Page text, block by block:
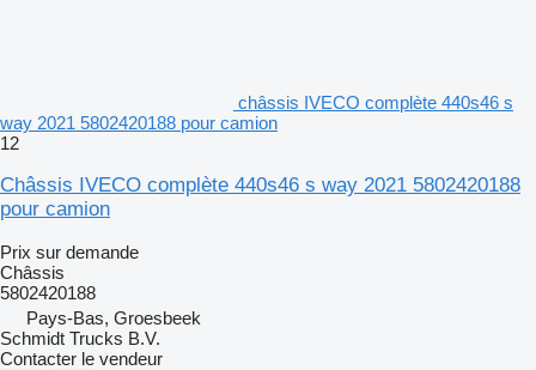
châssis IVECO complète 440s46 s
way 2021 5802420188 pour camion
12
Châssis IVECO complète 440s46 s way 2021 5802420188
pour camion
Prix sur demande
Châssis
5802420188
Pays-Bas, Groesbeek
Schmidt Trucks B.V.
Contacter le vendeur